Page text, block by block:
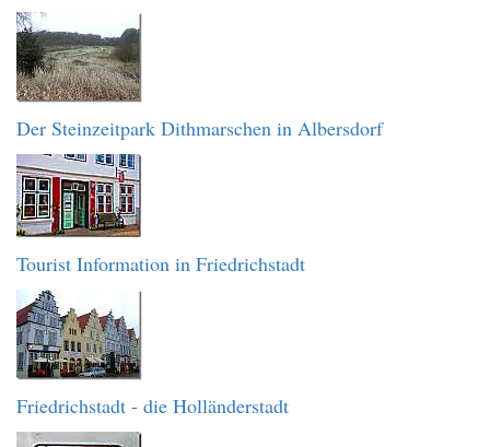
Der Steinzeitpark Dithmarschen in Albersdorf
Tourist Information in Friedrichstadt
Friedrichstadt - die Holländerstadt